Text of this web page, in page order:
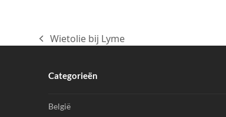
previous
Wietolie bij Lyme
Categorieën
België